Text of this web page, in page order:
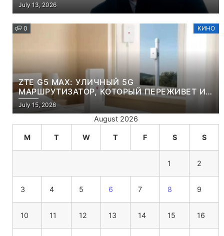
July 13, 2026
0 КИНО
ZTE G5 MAX: УЛИЧНЫЙ 5G
МАРШРУТИЗАТОР, КОТОРЫЙ ПЕРЕЖИВЕТ И
ЛЮТУЮ ЗИМУ, И ЖАРКОЕ ЛЕТО
July 15, 2026
August 2026
M T W T F S S
1 2
3 4 5 6 7 8 9
10 11 12 13 14 15 16